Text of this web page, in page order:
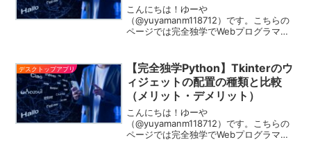
こんにちは！ゆーや
（@yuyamanm118712）です。こちらの
ページでは完全独学でWebプログラマと
基本的な使い方は以下の記事を見てね！
Tkinte...
デスクトップアプリ
【完全独学Python】Tkinterのウ
ィジェットの配置の種類と比較
（メリット・デメリット）
こんにちは！ゆーや
（@yuyamanm118712）です。こちらの
ページでは完全独学でWebプログラマと